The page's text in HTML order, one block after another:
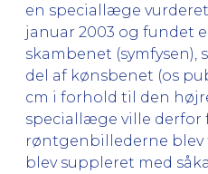
en speciallæge
januar 2003 og fundet
skambenet (symfysen),
del af kønsbenet (os
cm i forhold til den
speciallæge ville derfor
røntgenbillederne blev
blev suppleret med